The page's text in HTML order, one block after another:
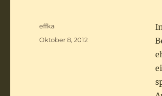
Autor
effka
Veröffentlicht
Oktober 8, 2012